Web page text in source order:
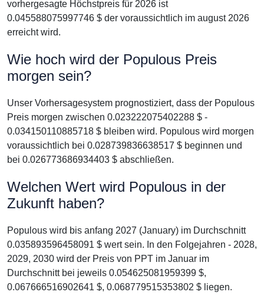
vorhergesagte Höchstpreis für 2026 ist
0.045588075997746 $ der voraussichtlich im august 2026
erreicht wird.
Wie hoch wird der Populous Preis
morgen sein?
Unser Vorhersagesystem prognostiziert, dass der Populous
Preis morgen zwischen 0.023222075402288 $ -
0.034150110885718 $ bleiben wird. Populous wird morgen
voraussichtlich bei 0.028739836638517 $ beginnen und
bei 0.026773686934403 $ abschließen.
Welchen Wert wird Populous in der
Zukunft haben?
Populous wird bis anfang 2027 (January) im Durchschnitt
0.035893596458091 $ wert sein. In den Folgejahren - 2028,
2029, 2030 wird der Preis von PPT im Januar im
Durchschnitt bei jeweils 0.054625081959399 $,
0.067666516902641 $, 0.068779515353802 $ liegen.